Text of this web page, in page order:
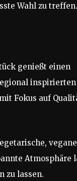
Wahl zu treffen.
genießt einen
inspirierten
Fokus auf
vegane
Atmosphäre
zu lassen.